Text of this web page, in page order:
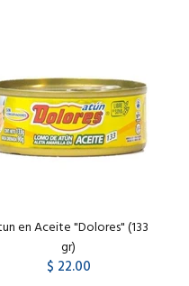
en Aceite "Dolores" (133
gr)
$ 22.00